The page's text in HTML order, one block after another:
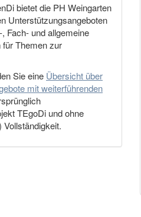
bietet die PH Weingarten
Unterstützungsangeboten
Fach- und allgemeine
Themen zur
Sie eine Übersicht über
mit weiterführenden
TEgoDi und ohne